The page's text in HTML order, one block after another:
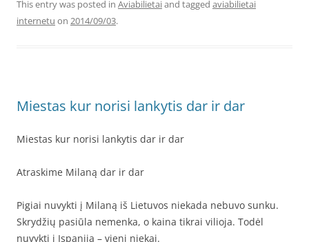
This entry was posted in Aviabilietaiand tagged aviabilietai
internetu on 2014/09/03.
Miestas kur norisi lankytis dar ir dar
Miestas kur norisi lankytis dar ir dar
Atraskime Milaną dar ir dar
Pigiai nuvykti į Milaną iš Lietuvos niekada nebuvo sunku.
Skrydžių pasiūla nemenka, o kaina tikrai vilioja. Todėl
nuvykti į Ispaniją – vieni niekai.